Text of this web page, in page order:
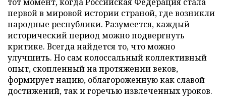
первой в мировой истории страной, где возникли
народные республики. Разумеется, каждый
исторический период можно подвергнуть
критике. Всегда найдется то, что можно
улучшить. Но сам колоссальный коллективный
опыт, скопленный на протяжении веков,
формирует нацию, облагороженную как славой
достижений, так и горечью извлеченных уроков.